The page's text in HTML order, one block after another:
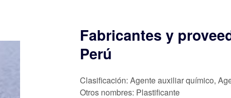
Fabricantes y
Perú
Clasificación: Agente auxiliar químico,
Otros nombres: Plastificante